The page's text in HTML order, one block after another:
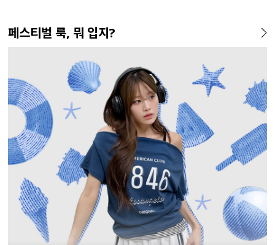
MADE
[EVELLET]커버핏 쿨메쉬 군
26,800원
(28~38)
10%29,800원 33,100원
(66~110)
28%
(66~110)
MADE
[EVELLET]렌튜아 끈SET 레이
5%43,600원 45,800원
(66~110)
10%59,100원 65,600원
SET SALE
10%
MADE
[EVELLET]디오브 길이별 스
20%19,800원 24,750원
(66~110)
19,800원
(66~110)
10%
(66~110)
EXCLUSIVE
[EVELLET]오베루 쿨강연 스
34,800원
(28~38)
19,800원
(28~42)
37,800
(66~110)
페스티벌 룩, 뭐 입지?